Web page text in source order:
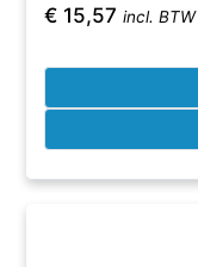
€ 15,57 incl. BTW